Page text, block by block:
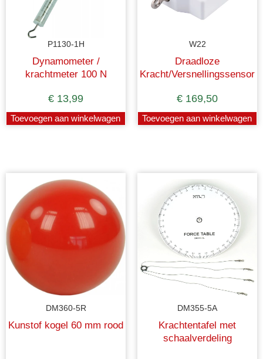
P1130-1H
Dynamometer /
krachtmeter 100 N
€ 13,99
Toevoegen aan winkelwagen
W22
Draadloze
Kracht/Versnellingssensor
€ 169,50
Toevoegen aan winkelwagen
DM360-5R
Kunstof kogel 60 mm rood
DM355-5A
Krachtentafel met
schaalverdeling